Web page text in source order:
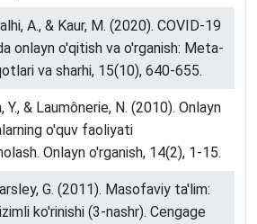
A., & Kaur, M. (2020). COVID-19
onlayn o'qitish va o'rganish: Meta-
va sharhi, 15(10), 640-655.
Y., & Laumônerie, N. (2010). Onlayn
o'quv faoliyati
Onlayn o'rganish, 14(2), 1-15.
G. (2011). Masofaviy ta'lim:
ko'rinishi (3-nashr). Cengage